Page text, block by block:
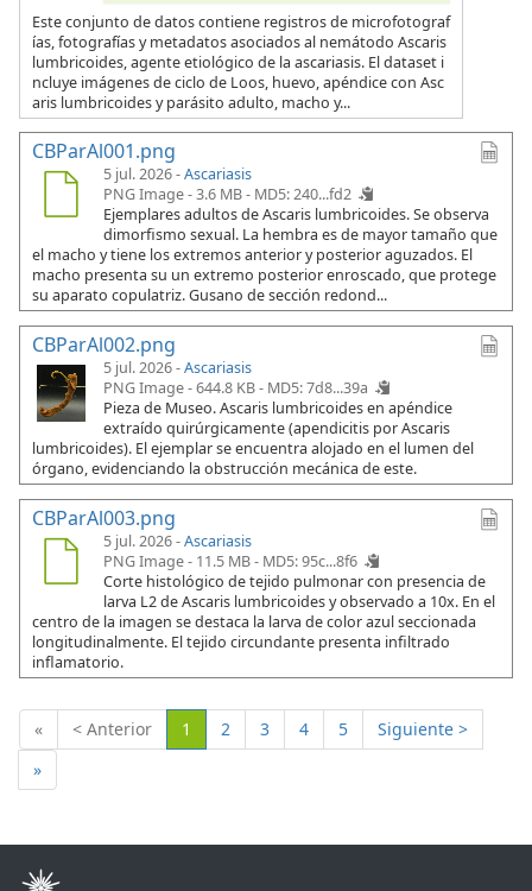
Este conjunto de datos contiene registros de microfotograf
ías, fotografías y metadatos asociados al nemátodo Ascaris
lumbricoides, agente etiológico de la ascariasis. El dataset i
ncluye imágenes de ciclo de Loos, huevo, apéndice con Asc
aris lumbricoides y parásito adulto, macho y...
CBParAl001.png
5 jul. 2026 -Ascariasis
PNG Image - 3.6 MB - MD5: 240...fd2
Ejemplares adultos de Ascaris lumbricoides. Se observa
dimorfismo sexual. La hembra es de mayor tamaño que
el macho y tiene los extremos anterior y posterior aguzados. El
macho presenta su un extremo posterior enroscado, que protege
su aparato copulatriz. Gusano de sección redond...
CBParAl002.png
5 jul. 2026 -Ascariasis
PNG Image - 644.8 KB - MD5: 7d8...39a
Pieza de Museo. Ascaris lumbricoides en apéndice
extraído quirúrgicamente (apendicitis por Ascaris
lumbricoides). El ejemplar se encuentra alojado en el lumen del
órgano, evidenciando la obstrucción mecánica de este.
CBParAl003.png
5 jul. 2026 -Ascariasis
PNG Image - 11.5 MB - MD5: 95c...8f6
Corte histológico de tejido pulmonar con presencia de
larva L2 de Ascaris lumbricoides y observado a 10x. En el
centro de la imagen se destaca la larva de color azul seccionada
longitudinalmente. El tejido circundante presenta infiltrado
inflamatorio.
« < Anterior 1 (Actual)
2 3 4 5
Siguiente >
»